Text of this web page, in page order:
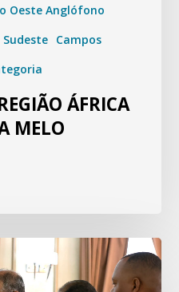
Oeste Anglófono
Sudeste Campos
ÁFRICA
MELO